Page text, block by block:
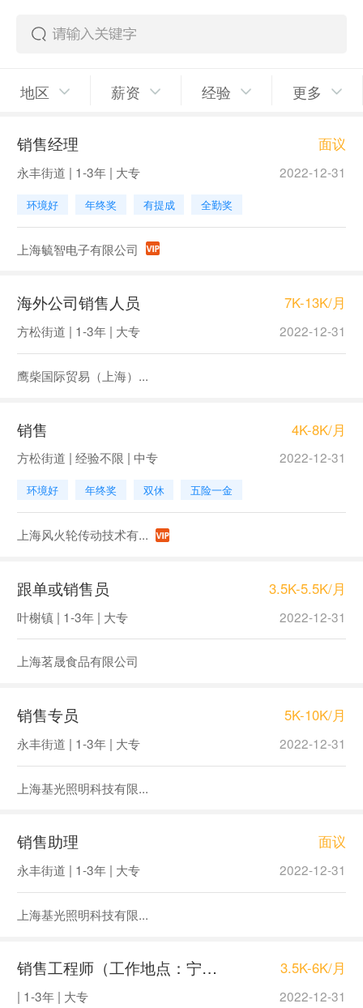
地区 薪资 经验 更多
销售经理 面议
永丰街道 | 1-3年 | 大专 2022-12-31
环境好 年终奖 有提成 全勤奖
上海毓智电子有限公司
海外公司销售人员 7K-13K/月
方松街道 | 1-3年 | 大专 2022-12-31
鹰柴国际贸易（上海）...
销售 4K-8K/月
方松街道 | 经验不限 | 中专 2022-12-31
环境好 年终奖 双休 五险一金
上海风火轮传动技术有...
跟单或销售员 3.5K-5.5K/月
叶榭镇 | 1-3年 | 大专 2022-12-31
上海茗晟食品有限公司
销售专员 5K-10K/月
永丰街道 | 1-3年 | 大专 2022-12-31
上海基光照明科技有限...
销售助理 面议
永丰街道 | 1-3年 | 大专 2022-12-31
上海基光照明科技有限...
销售工程师（工作地点：宁波） 3.5K-6K/月
| 1-3年 | 大专 2022-12-31